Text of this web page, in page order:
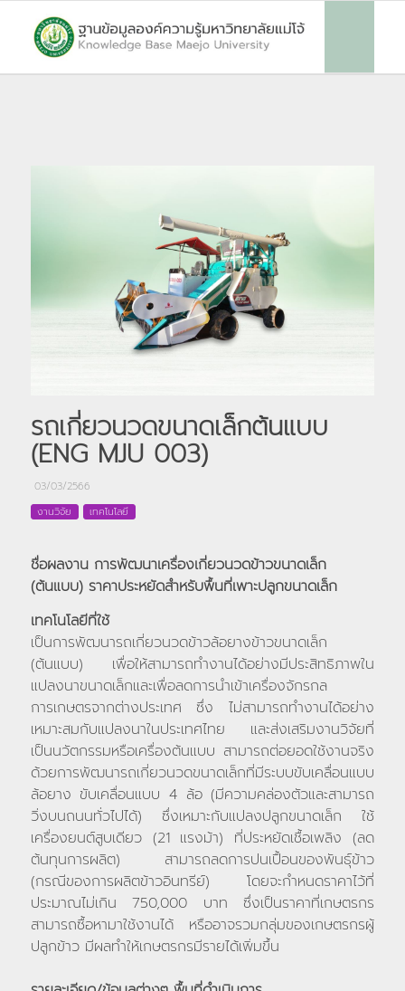
รถเกี่ยวนวดขนาดเล็กต้นแบบ
(ENG MJU 003)
03/03/2566
งานวิจัย
เทคโนโลยี
ชื่อผลงาน การพัฒนาเครื่องเกี่ยวนวดข้าวขนาดเล็ก
(ต้นแบบ) ราคาประหยัดสำหรับพื้นที่เพาะปลูกขนาดเล็ก
เทคโนโลยีที่ใช้
เป็นการพัฒนารถเกี่ยวนวดข้าวล้อยางข้าวขนาดเล็ก
(ต้นแบบ) เพื่อให้สามารถทำงานได้อย่างมีประสิทธิภาพใน
แปลงนาขนาดเล็กและเพื่อลดการนำเข้าเครื่องจักรกล
การเกษตรจากต่างประเทศ ซึ่ง ไม่สามารถทำงานได้อย่าง
เหมาะสมกับแปลงนาในประเทศไทย และส่งเสริมงานวิจัยที่
เป็นนวัตกรรมหรือเครื่องต้นแบบ สามารถต่อยอดใช้งานจริง
ด้วยการพัฒนารถเกี่ยวนวดขนาดเล็กที่มีระบบขับเคลื่อนแบบ
ล้อยาง ขับเคลื่อนแบบ 4 ล้อ (มีความคล่องตัวและสามารถ
วิ่งบนถนนทั่วไปได้) ซึ่งเหมาะกับแปลงปลูกขนาดเล็ก ใช้
เครื่องยนต์สูบเดียว (21 แรงม้า) ที่ประหยัดเชื้อเพลิง (ลด
ต้นทุนการผลิต) สามารถลดการปนเปื้อนของพันธุ์ข้าว
(กรณีของการผลิตข้าวอินทรีย์) โดยจะกำหนดราคาไว้ที่
ประมาณไม่เกิน 750,000 บาท ซึ่งเป็นราคาที่เกษตรกร
สามารถซื้อหามาใช้งานได้ หรืออาจรวมกลุ่มของเกษตรกรผู้
ปลูกข้าว มีผลทำให้เกษตรกรมีรายได้เพิ่มขึ้น